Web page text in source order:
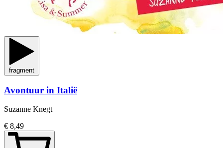
fragment
Avontuur in Italië
Suzanne Knegt
€ 8,49